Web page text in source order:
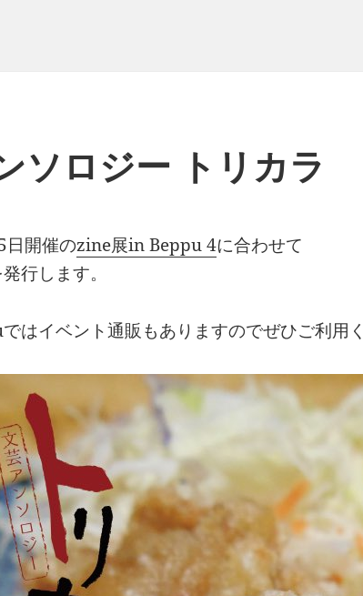
ソロジー トリカラ
日開催のzine展in Beppu 4に合わせて
行します。
はイベント通販もありますのでぜひご利用く